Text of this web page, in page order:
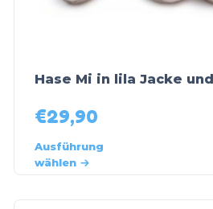
Hase Mi in lila Jacke
€29,90
Ausführung
wählen